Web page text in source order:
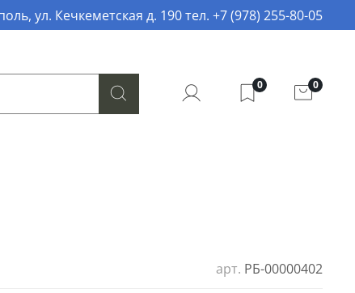
ул. Кечкеметская д. 190 тел. +7 (978) 255-80-05
0 0
арт. РБ-00000402